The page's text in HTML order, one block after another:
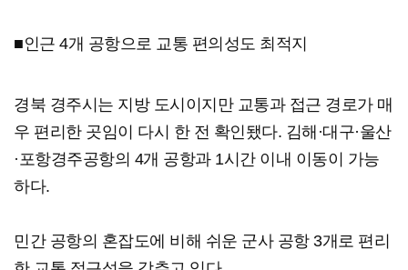
■인근 4개 공항으로 교통 편의성도 최적지
경북 경주시는 지방 도시이지만 교통과 접근 경로가 매
우 편리한 곳임이 다시 한 전 확인됐다. 김해·대구·울산
·포항경주공항의 4개 공항과 1시간 이내 이동이 가능
하다.
민간 공항의 혼잡도에 비해 쉬운 군사 공항 3개로 편리